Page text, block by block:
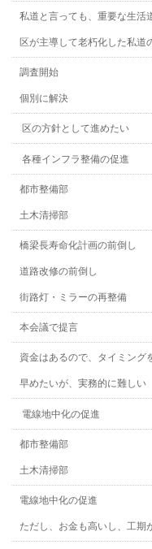
私道と言っても、重要な生活
区が主導して老朽化した私道
調査開始
個別に解決
区の方針として進めたい
各種インフラ整備の促進
都市整備部
土木清掃部
橋梁長寿命化計画の前倒し
道路改修の前倒し
街路灯・ミラーの再整備
本会議で提言
資金はあるので、タイミング
早めたいが、実務的に難しい
電線地中化の促進
都市整備部
土木清掃部
電線地中化の促進
ただし、お金も高いし、工期